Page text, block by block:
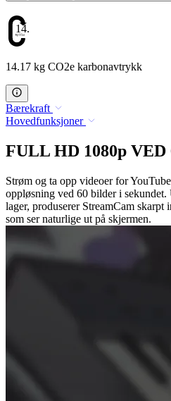
14.17
14.17 kg CO2e karbonavtrykk
Bærekraft
Hovedfunksjoner
FULL HD 1080p VED
Strøm og ta opp videoer for
oppløsning ved 60 bilder i sekundet.
lager, produserer StreamCam skarpt
som ser naturlige ut på skjermen.